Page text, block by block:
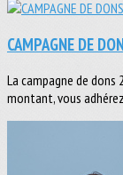
CAMPAGNE DE
La campagne de
montant, vous